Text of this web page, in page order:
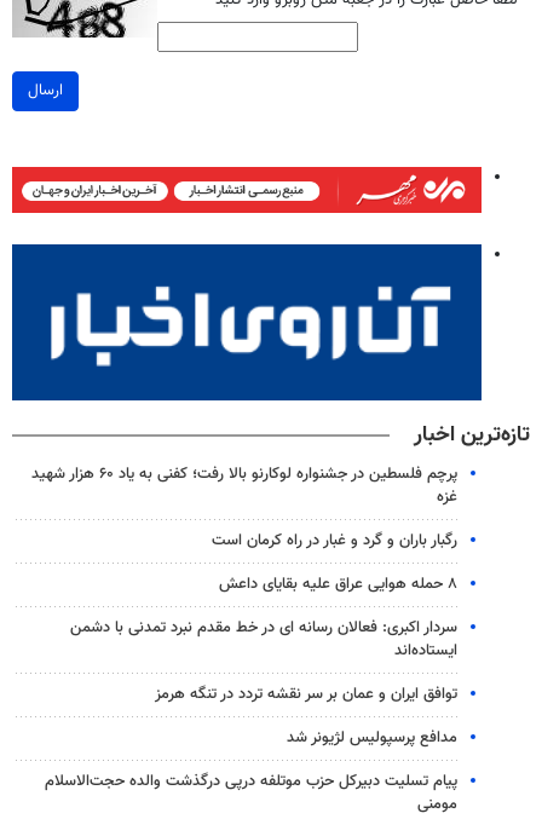
ارسال
تازه‌ترین اخبار
پرچم فلسطین در جشنواره لوکارنو بالا رفت؛ کفنی به یاد ۶۰ هزار شهید
غزه
رگبار باران و گرد و غبار در راه کرمان است
۸ حمله هوایی عراق علیه بقایای داعش
سردار اکبری: فعالان رسانه ای در خط مقدم نبرد تمدنی با دشمن
ایستاده‌اند
توافق ایران و عمان بر سر نقشه تردد در تنگه هرمز
مدافع پرسپولیس لژیونر شد
پیام تسلیت دبیرکل حزب موتلفه درپی درگذشت والده حجت‌الاسلام
مومنی